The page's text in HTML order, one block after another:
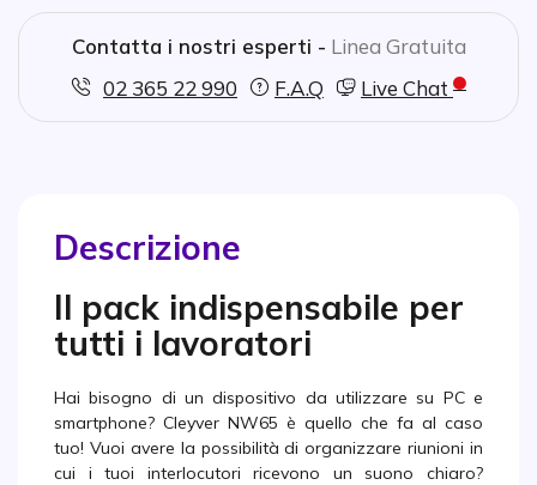
Contatta i nostri esperti - Linea Gratuita
02 365 22 990
F.A.Q Live Chat
Descrizione
Il pack indispensabile per
tutti i lavoratori
Hai bisogno di un dispositivo da utilizzare su PC e
smartphone? Cleyver NW65 è quello che fa al caso
tuo! Vuoi avere la possibilità di organizzare riunioni in
cui i tuoi interlocutori ricevono un suono chiaro?